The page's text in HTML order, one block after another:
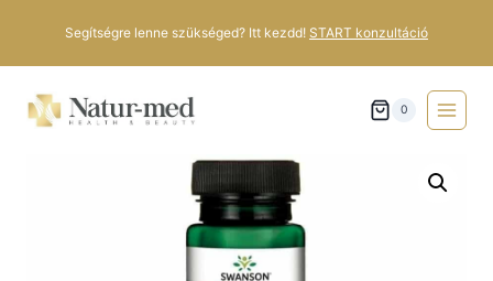
Segítségre lenne szükséged? Itt kezdd! START konzultáció
0